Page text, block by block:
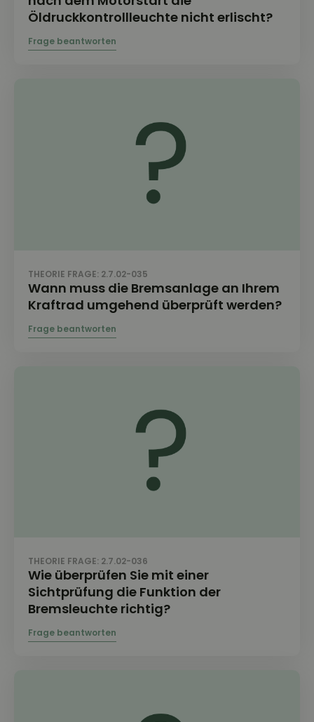
Öldruckkontrollleuchte nicht erlischt?
THEORIE FRAGE: 2.7.02-035
Wann muss die Bremsanlage an Ihrem
Kraftrad umgehend überprüft werden?
THEORIE FRAGE: 2.7.02-036
Wie überprüfen Sie mit einer
Sichtprüfung die Funktion der
Bremsleuchte richtig?